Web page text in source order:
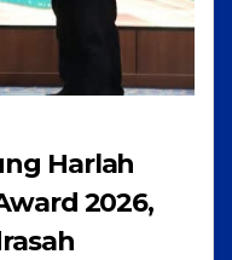
Harlah
2026,